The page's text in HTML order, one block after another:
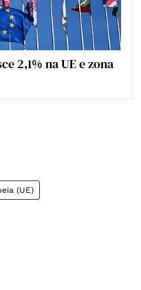
2,1% na UE e zona
(UE)